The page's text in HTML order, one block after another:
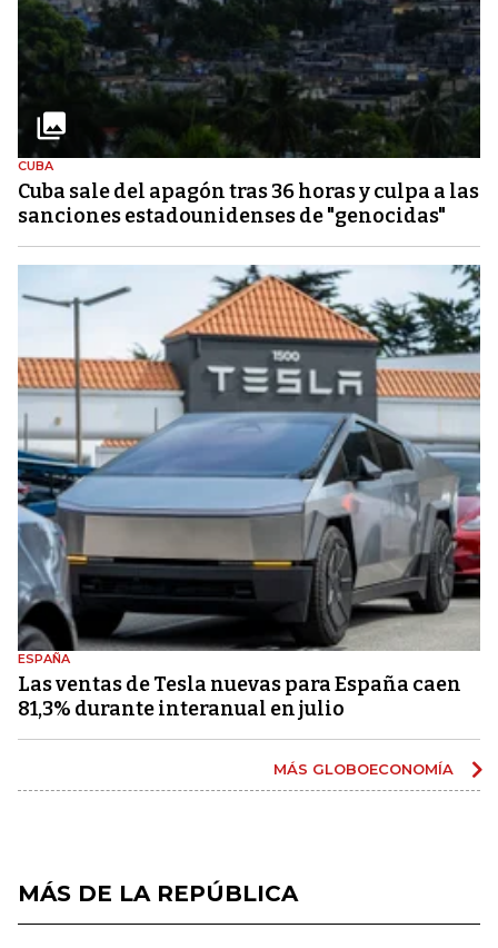
CUBA
Cuba sale del apagón tras 36 horas y culpa a las
sanciones estadounidenses de "genocidas"
ESPAÑA
Las ventas de Tesla nuevas para España caen
81,3% durante interanual en julio
MÁS GLOBOECONOMÍA
MÁS DE LA REPÚBLICA